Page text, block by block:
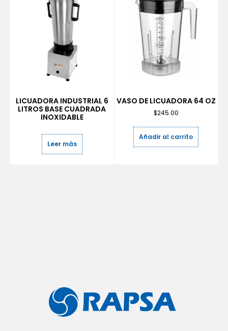
LICUADORA INDUSTRIAL 6
LITROS BASE CUADRADA
INOXIDABLE
Leer más
VASO DE LICUADORA 64 OZ
$245.00
Añadir al carrito